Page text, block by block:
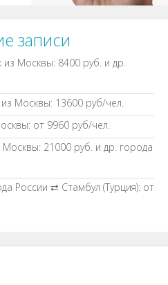
записи
Москвы: 8400 руб. и др.
Москвы: 13600 руб/чел.
от 9960 руб/чел.
21000 руб. и др. города
России ⇄ Стамбул (Турция): от